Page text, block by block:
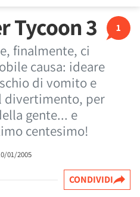
1
Tycoon 3
finalmente, ci
causa: ideare
di vomito e
divertimento, per
gente... e
centesimo!
01/2005
CONDIVIDI